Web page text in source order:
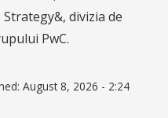
Porsche și Piëch,
care dețin controlul
Volkswagen, au